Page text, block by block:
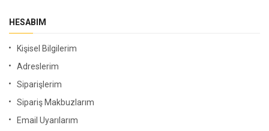
HESABIM
Kişisel Bilgilerim
Adreslerim
Siparişlerim
Sipariş Makbuzlarım
Email Uyarılarım